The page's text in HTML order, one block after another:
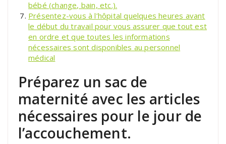
bébé (change, bain, etc.).
Présentez-vous à l’hôpital quelques heures avant
le début du travail pour vous assurer que tout est
en ordre et que toutes les informations
nécessaires sont disponibles au personnel
médical
Préparez un sac de
maternité avec les articles
nécessaires pour le jour de
l’accouchement.